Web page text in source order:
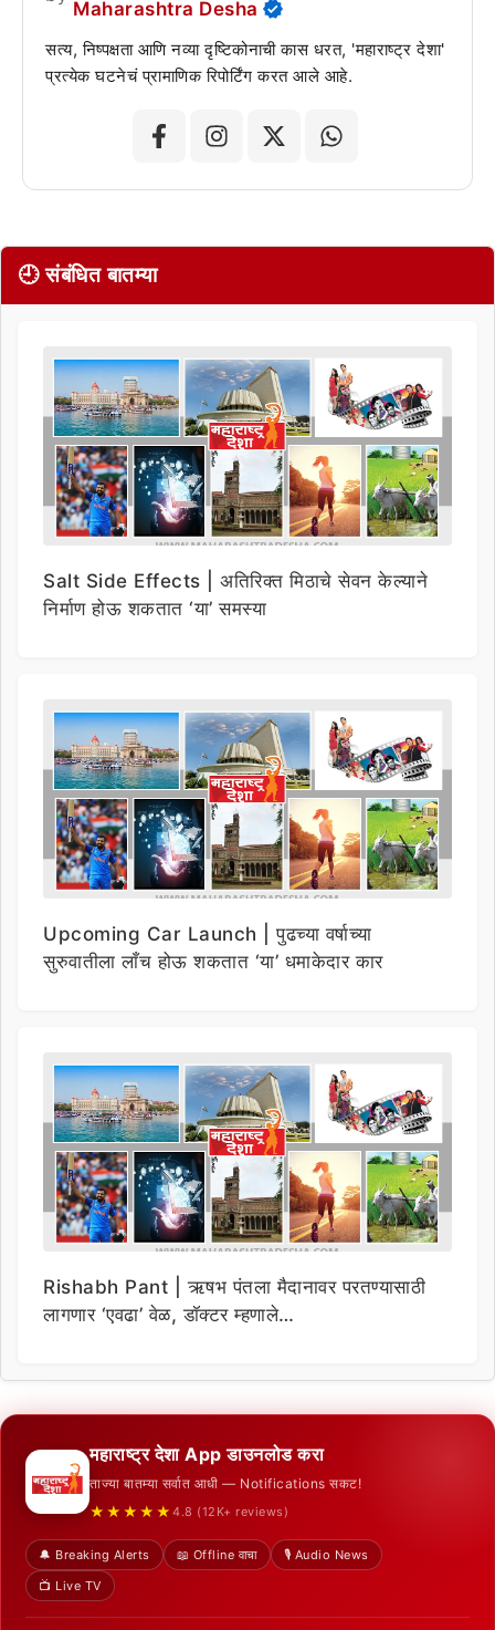
Maharashtra Desha
सत्य, निष्पक्षता आणि नव्या दृष्टिकोनाची कास धरत, 'महाराष्ट्र देशा'
प्रत्येक घटनेचं प्रामाणिक रिपोर्टिंग करत आले आहे.
🕘 संबंधित बातम्या
Salt Side Effects | अतिरिक्त मिठाचे सेवन केल्याने
निर्माण होऊ शकतात ‘या’ समस्या
Upcoming Car Launch | पुढच्या वर्षाच्या
सुरुवातीला लाँच होऊ शकतात ‘या’ धमाकेदार कार
Rishabh Pant | ऋषभ पंतला मैदानावर परतण्यासाठी
लागणार ‘एवढा’ वेळ, डॉक्टर म्हणाले…
महाराष्ट्र देशा App डाउनलोड करा
ताज्या बातम्या सर्वात आधी — Notifications सकट!
★★★★★ 4.8 (12K+ reviews)
🔔 Breaking Alerts 📖 Offline वाचा
🎙️ Audio News
📺 Live TV